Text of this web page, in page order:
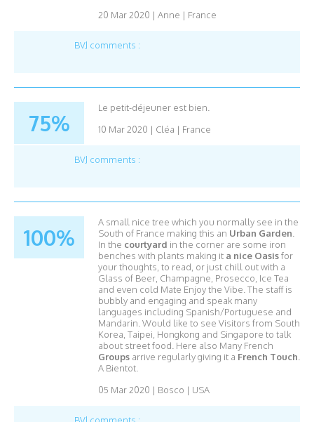
20 Mar 2020 | Anne | France
BVJ comments :
75%
Le petit-déjeuner est bien.
10 Mar 2020 | Cléa | France
BVJ comments :
100%
A small nice tree which you normally see in the
South of France making this an Urban Garden.
In the courtyard in the corner are some iron
benches with plants making it a nice Oasisfor
your thoughts, to read, or just chill out with a
Glass of Beer, Champagne, Prosecco, Ice Tea
and even cold Mate Enjoy the Vibe. The staff is
bubbly and engaging and speak many
languages including Spanish/Portuguese and
Mandarin. Would like to see Visitors from South
Korea, Taipei, Hongkong and Singapore to talk
about street food. Here also Many French
Groups arrive regularly giving it a French Touch.
A Bientot.
05 Mar 2020 | Bosco | USA